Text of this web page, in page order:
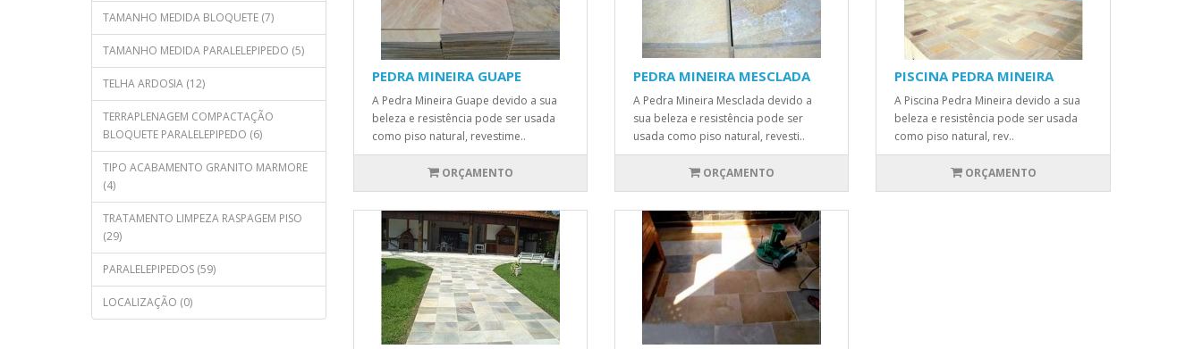
TAMANHO MEDIDA BLOQUETE (7)
TAMANHO MEDIDA PARALELEPIPEDO (5)
TELHA ARDOSIA (12)
TERRAPLENAGEM COMPACTAÇÃO
BLOQUETE PARALELEPIPEDO (6)
TIPO ACABAMENTO GRANITO MARMORE
(4)
TRATAMENTO LIMPEZA RASPAGEM PISO
(29)
PARALELEPIPEDOS (59)
LOCALIZAÇÃO (0)
PEDRA MINEIRA GUAPE
A Pedra Mineira Guape devido a sua
beleza e resistência pode ser usada
como piso natural, revestime..
ORÇAMENTO
PEDRA MINEIRA MESCLADA
A Pedra Mineira Mesclada devido a
sua beleza e resistência pode ser
usada como piso natural, revesti..
ORÇAMENTO
PISCINA PEDRA MINEIRA
A Piscina Pedra Mineira devido a sua
beleza e resistência pode ser usada
como piso natural, rev..
ORÇAMENTO